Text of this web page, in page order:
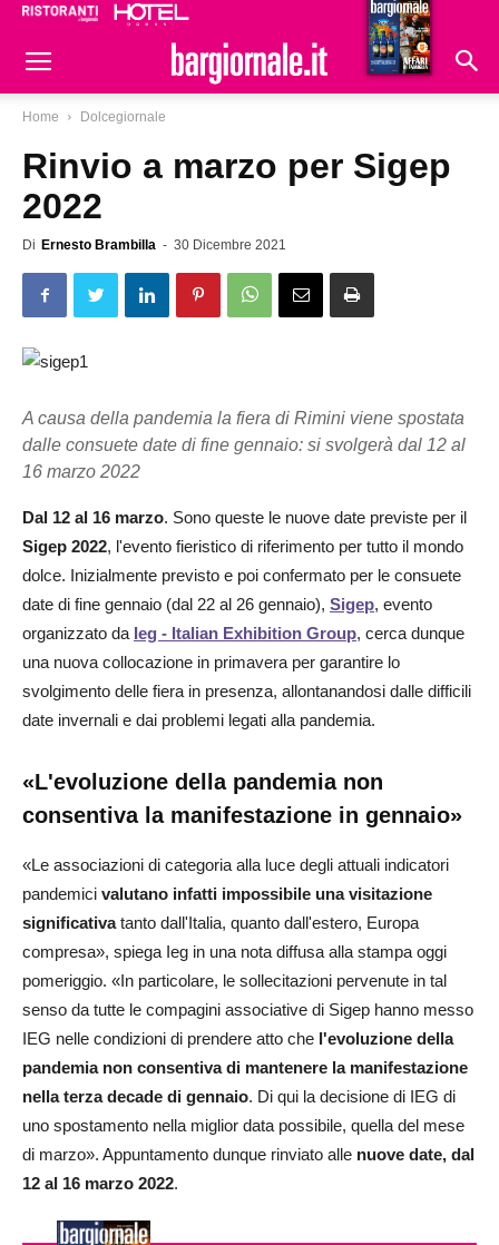
Hoteldomani
Home Dolcegiornale
Rinvio a marzo per Sigep
2022
Di Ernesto Brambilla - 30 Dicembre 2021
A causa della pandemia la fiera di Rimini viene spostata
dalle consuete date di fine gennaio: si svolgerà dal 12 al
16 marzo 2022
Dal 12 al 16 marzo. Sono queste le nuove date previste per il
Sigep 2022, l'evento fieristico di riferimento per tutto il mondo
dolce. Inizialmente previsto e poi confermato per le consuete
date di fine gennaio (dal 22 al 26 gennaio), Sigep, evento
organizzato da Ieg - Italian Exhibition Group, cerca dunque
una nuova collocazione in primavera per garantire lo
svolgimento delle fiera in presenza, allontanandosi dalle difficili
date invernali e dai problemi legati alla pandemia.
«L'evoluzione della pandemia non
consentiva la manifestazione in gennaio»
«Le associazioni di categoria alla luce degli attuali indicatori
pandemici valutano infatti impossibile una visitazione
significativatanto dall'Italia, quanto dall'estero, Europa
compresa», spiega Ieg in una nota diffusa alla stampa oggi
pomeriggio. «In particolare, le sollecitazioni pervenute in tal
senso da tutte le compagini associative di Sigep hanno messo
IEG nelle condizioni di prendere atto che l'evoluzione della
pandemia non consentiva di mantenere la manifestazione
nella terza decade di gennaio. Di qui la decisione di IEG di
uno spostamento nella miglior data possibile, quella del mese
di marzo». Appuntamento dunque rinviato alle nuove date, dal
12 al 16 marzo 2022.